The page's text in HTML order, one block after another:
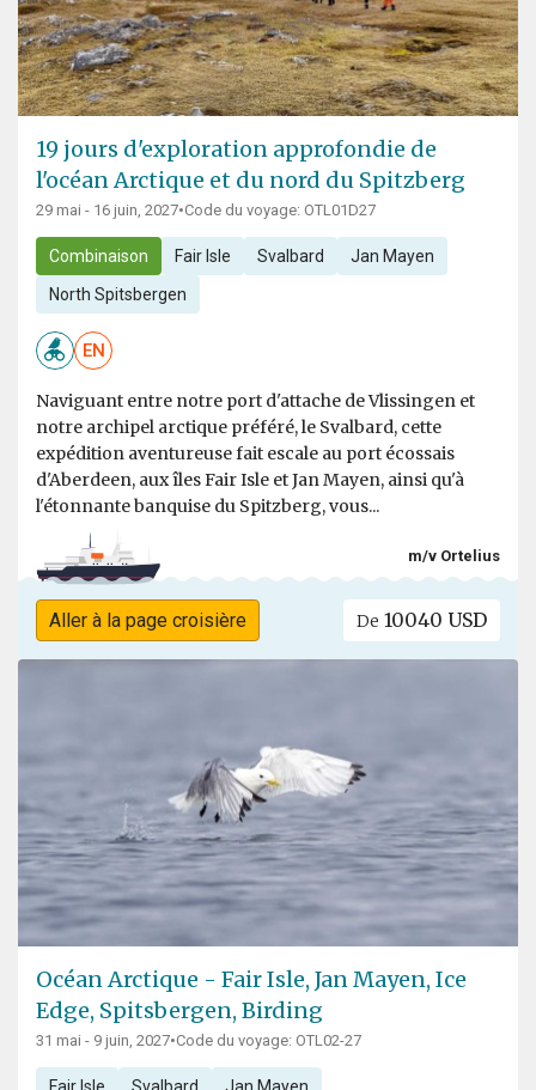
19 jours d'exploration approfondie de
l'océan Arctique et du nord du Spitzberg
29 mai - 16 juin, 2027•Code du voyage: OTL01D27
Combinaison Fair Isle Svalbard Jan Mayen
North Spitsbergen
EN
Naviguant entre notre port d'attache de Vlissingen et
notre archipel arctique préféré, le Svalbard, cette
expédition aventureuse fait escale au port écossais
d'Aberdeen, aux îles Fair Isle et Jan Mayen, ainsi qu'à
l'étonnante banquise du Spitzberg, vous...
m/v Ortelius
Aller à la page croisière De 10040 USD
Océan Arctique - Fair Isle, Jan Mayen, Ice
Edge, Spitsbergen, Birding
31 mai - 9 juin, 2027•Code du voyage: OTL02-27